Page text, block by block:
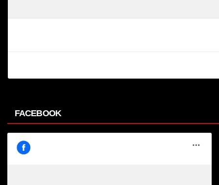
FACEBOOK